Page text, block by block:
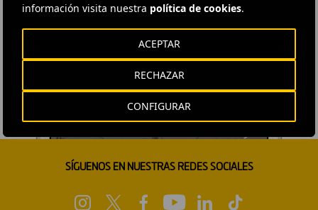
información visita nuestra política de cookies.
CONFIGURAR
RECHAZAR
ACEPTAR
SÍGUENOS EN NUESTRAS REDES SOCIALES